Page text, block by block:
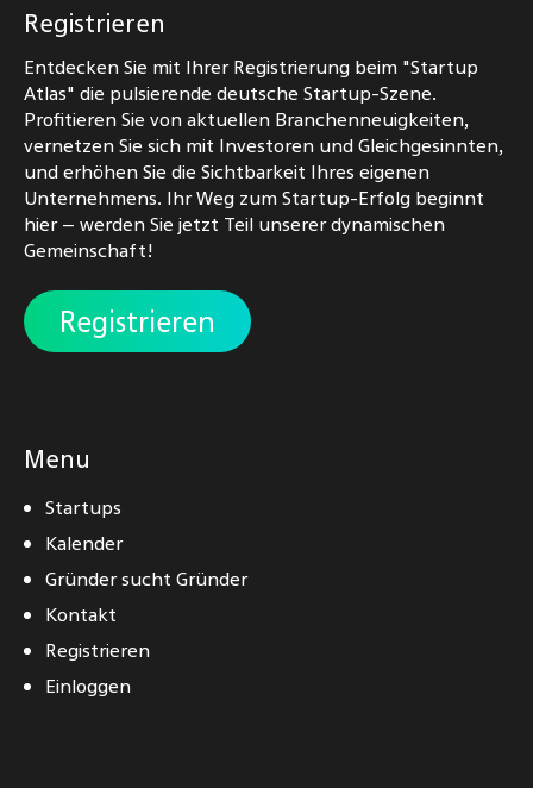
Registrieren
Entdecken Sie mit Ihrer Registrierung beim "Startup
Atlas" die pulsierende deutsche Startup-Szene.
Profitieren Sie von aktuellen Branchenneuigkeiten,
vernetzen Sie sich mit Investoren und Gleichgesinnten,
und erhöhen Sie die Sichtbarkeit Ihres eigenen
Unternehmens. Ihr Weg zum Startup-Erfolg beginnt
hier – werden Sie jetzt Teil unserer dynamischen
Gemeinschaft!
Registrieren
Menu
Startups
Kalender
Gründer sucht Gründer
Kontakt
Registrieren
Einloggen